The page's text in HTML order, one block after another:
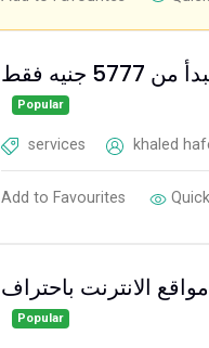
فقط
Popular
services khaled
Add to Favourites
الانترنت باحتراف
Popular